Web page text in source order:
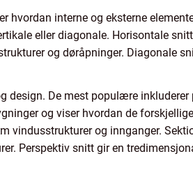
interne og eksterne
eller diagonale. Horisontale
og døråpninger. Diagonale
design. De mest populære
og viser hvordan de
vindusstrukturer og innganger.
Perspektiv snitt gir en